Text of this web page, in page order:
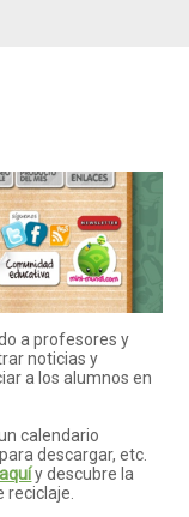
a profesores y
noticias y
a los alumnos en
calendario
descargar, etc.
aquíy descubre la